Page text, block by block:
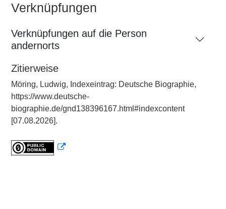
Verknüpfungen
Verknüpfungen auf die Person
andernorts
Zitierweise
Möring, Ludwig, Indexeintrag: Deutsche Biographie,
https://www.deutsche-
biographie.de/gnd138396167.html#indexcontent
[07.08.2026].